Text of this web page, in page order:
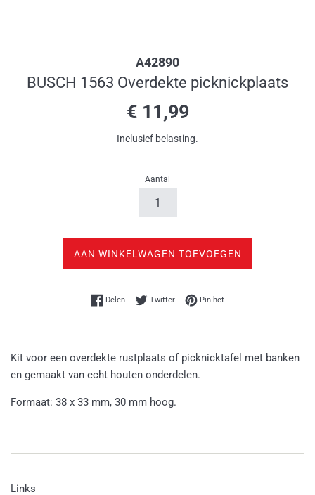
A42890
BUSCH 1563 Overdekte picknickplaats
Normale
prijs
€ 11,99
Inclusief belasting.
Aantal
AAN WINKELWAGEN TOEVOEGEN
DelenDelen op Facebook
TwitterTwitteren op Twitter
Pin hetPinnen op Pinterest
Kit voor een overdekte rustplaats of picknicktafel met banken
en gemaakt van echt houten onderdelen.
Formaat: 38 x 33 mm, 30 mm hoog.
Links